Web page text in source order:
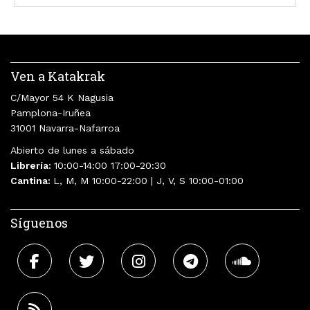
Ven a Katakrak
C/Mayor 54 K Nagusia
Pamplona-Iruñea
31001 Navarra-Nafarroa
Abierto de lunes a sábado
Librería: 10:00-14:00 17:00-20:30
Cantina: L, M, M 10:00-22:00 | J, V, S 10:00-01:00
Síguenos